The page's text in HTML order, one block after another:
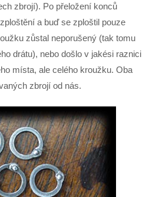
zbrojí). Po přeložení konců
a buď se zploštil pouze
zůstal neporušený (tak tomu
drátu), nebo došlo v jakési raznici
místa, ale celého kroužku. Oba
zbrojí od nás.